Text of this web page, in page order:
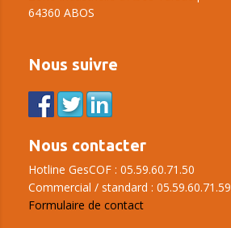
64360 ABOS
Nous suivre
Nous contacter
Hotline GesCOF : 05.59.60.71.50
Commercial / standard : 05.59.60.71.59
Formulaire de contact